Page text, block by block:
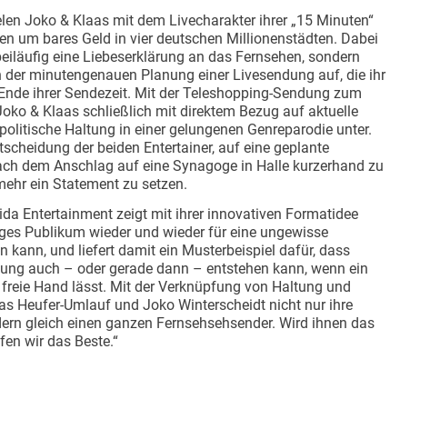
Joko & Klaas mit dem Livecharakter ihrer „15 Minuten“
um bares Geld in vier deutschen Millionenstädten. Dabei
eine Liebeserklärung an das Fernsehen, sondern
minutengenauen Planung einer Livesendung auf, die ihr
ihrer Sendezeit. Mit der Teleshopping-Sendung zum
& Klaas schließlich mit direktem Bezug auf aktuelle
Haltung in einer gelungenen Genreparodie unter.
der beiden Entertainer, auf eine geplante
dem Anschlag auf eine Synagoge in Halle kurzerhand zu
ein Statement zu setzen.
Entertainment zeigt mit ihrer innovativen Formatidee
Publikum wieder und wieder für eine ungewisse
kann, und liefert damit ein Musterbeispiel dafür, dass
auch – oder gerade dann – entstehen kann, wenn ein
Hand lässt. Mit der Verknüpfung von Haltung und
Heufer-Umlauf und Joko Winterscheidt nicht nur ihre
gleich einen ganzen Fernsehsehsender. Wird ihnen das
wir das Beste.“